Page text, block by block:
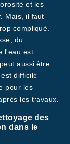
et les
Mais, il faut
compliqué.
du
l'eau est
aussi être
difficile
pour les
les travaux.
des
dans le